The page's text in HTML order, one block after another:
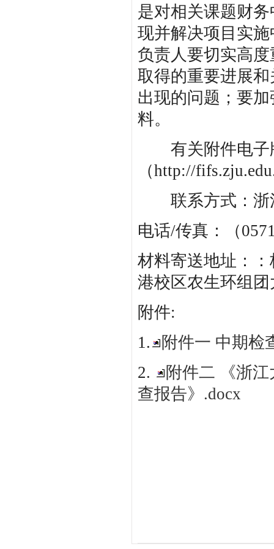
是对相关课题财
现并解决项目实
负责人要切实高
取得的重要进展
出现的问题；要
料。
有关附件电子
（http://
联系方式：浙
电话/传真：（
材料寄送地址：
港校区农生环组团
附件:
1.
附件一 中期检
2.
附件二 《浙
查报告》.docx